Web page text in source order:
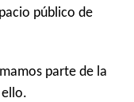
público de
parte de la
ello.